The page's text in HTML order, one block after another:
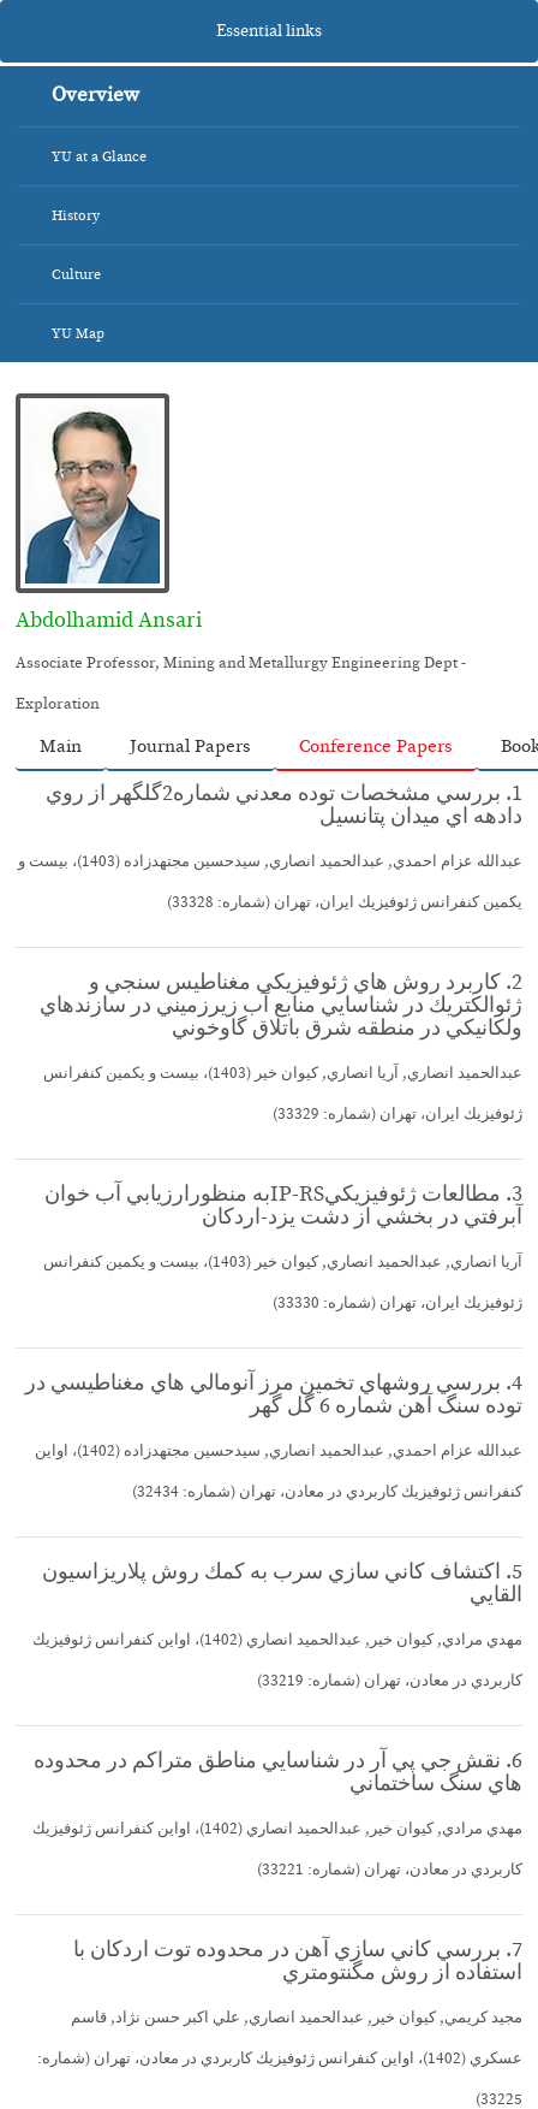
Essential links
Overview
YU at a Glance
History
Culture
YU Map
Abdolhamid Ansari
Associate Professor, Mining and Metallurgy Engineering Dept -
Exploration
Main Journal Papers Conference Papers
1. بررسي مشخصات توده معدني شماره2گلگهر از روي
دادهه اي ميدان پتانسيل
عبدالله عزام احمدي, عبدالحميد انصاري, سيدحسين مجتهدزاده (1403)، بيست و
يكمين كنفرانس ژئوفيزيك ايران، تهران (شماره: 33328)
2. كاربرد روش هاي ژئوفيزيكي مغناطيس سنجي و
ژئوالكتريك در شناسايي منابع آب زيرزميني در سازندهاي
ولكانيكي در منطقه شرق باتلاق گاوخوني
عبدالحميد انصاري, آريا انصاري, كيوان خير (1403)، بيست و يكمين كنفرانس
ژئوفيزيك ايران، تهران (شماره: 33329)
3. مطالعات ژئوفيزيكيIP-RSبه منظورارزيابي آب خوان
آبرفتي در بخشي از دشت يزد-اردكان
آريا انصاري, عبدالحميد انصاري, كيوان خير (1403)، بيست و يكمين كنفرانس
ژئوفيزيك ايران، تهران (شماره: 33330)
4. بررسي روشهاي تخمين مرز آنومالي هاي مغناطيسي در
توده سنگ آهن شماره 6 گل گهر
عبدالله عزام احمدي, عبدالحميد انصاري, سيدحسين مجتهدزاده (1402)، اواين
كنفرانس ژئوفيزيك كاربردي در معادن، تهران (شماره: 32434)
5. اكتشاف كاني سازي سرب به كمك روش پلاريزاسيون
القايي
مهدي مرادي, كيوان خير, عبدالحميد انصاري (1402)، اواين كنفرانس ژئوفيزيك
كاربردي در معادن، تهران (شماره: 33219)
6. نقش جي پي آر در شناسايي مناطق متراكم در محدوده
هاي سنگ ساختماني
مهدي مرادي, كيوان خير, عبدالحميد انصاري (1402)، اواين كنفرانس ژئوفيزيك
كاربردي در معادن، تهران (شماره: 33221)
7. بررسي كاني سازي آهن در محدوده توت اردكان با
استفاده از روش مگنتومتري
مجيد كريمي, كيوان خير, عبدالحميد انصاري, علي اكبر حسن نژاد, قاسم
عسكري (1402)، اواين كنفرانس ژئوفيزيك كاربردي در معادن، تهران (شماره:
33225)